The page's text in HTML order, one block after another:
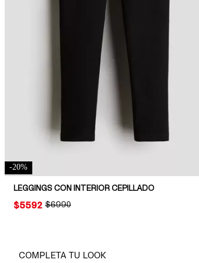
-20%
LEGGINGS CON INTERIOR CEPILLADO
ORIGINAL PRICE:
$6990
PRICE:
$5592
COMPLETA TU LOOK